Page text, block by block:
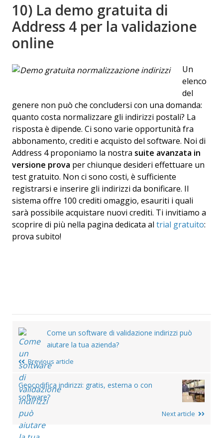
10) La demo gratuita di
Address 4 per la validazione
online
Un
elenco
del
genere non può che concludersi con una domanda:
quanto costa normalizzare gli indirizzi postali? La
risposta è dipende. Ci sono varie opportunità fra
abbonamento, crediti e acquisto del software. Noi di
Address 4 proponiamo la nostra suite avanzata in
versione prova per chiunque desideri effettuare un
test gratuito. Non ci sono costi, è sufficiente
registrarsi e inserire gli indirizzi da bonificare. Il
sistema offre 100 crediti omaggio, esauriti i quali
sarà possibile acquistare nuovi crediti. Ti invitiamo a
scoprire di più nella pagina dedicata al trial gratuito:
prova subito!
Post
navigation
Come un software di validazione indirizzi può
aiutare la tua azienda?
Previous article
Geocodifica indirizzi: gratis, esterna o con
software?
Next article